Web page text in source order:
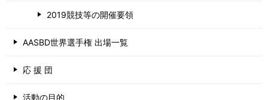
2019競技等の開催要領
AASBD世界選手権 出場一覧
応 援 団
活動の目的